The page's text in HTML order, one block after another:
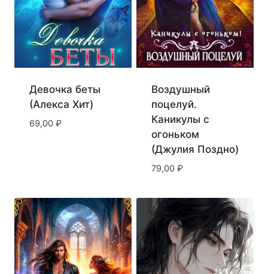
Девочка беты
(Алекса Хит)
69,00 ₽
Воздушный
поцелуй.
Каникулы с
огоньком
(Джулия Поздно)
79,00 ₽